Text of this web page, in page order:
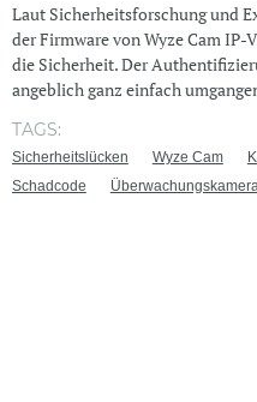
Laut Sicherheitsforschung und
der Firmware von Wyze Cam
die Sicherheit. Der
angeblich ganz einfach
TAGS:
Sicherheitslücken Wyze Cam
Schadcode
Überwachungskamera